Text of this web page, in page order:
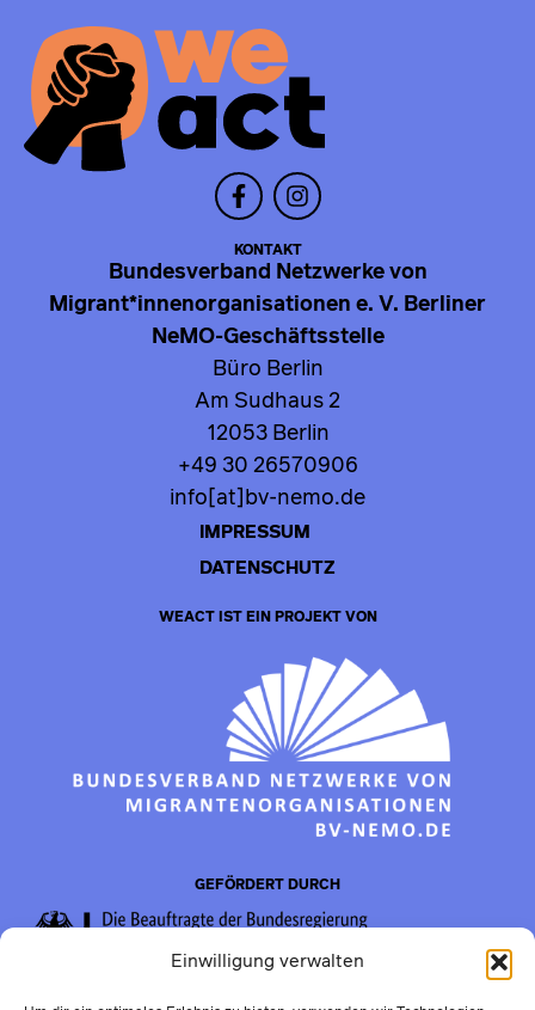
Einwilligung verwalten
KONTAKT
Bundesverband Netzwerke von
Migrant*innenorganisationen e. V. Berliner
NeMO-Geschäftsstelle
Büro Berlin
Am Sudhaus 2
12053 Berlin
+49 30 26570906
info[at]bv-nemo.de
IMPRESSUM
DATENSCHUTZ
WEACT IST EIN PROJEKT VON
GEFÖRDERT DURCH